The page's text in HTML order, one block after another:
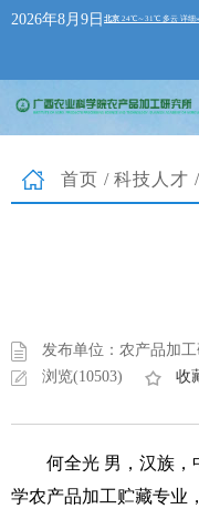
2026年8月9日
首页 / 科技人才
发布单位：农产品加
浏览(10503)
收
何全光 男， 汉族，
学农产品加工贮藏专业